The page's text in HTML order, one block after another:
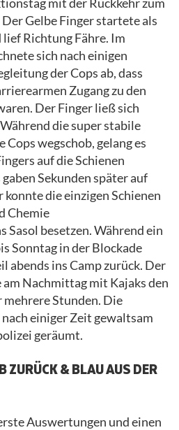
mit der Rückkehr zum
Gelbe Finger startete als
Richtung Fähre. Im
sich nach einigen
der Cops ab, dass
Zugang zu den
Der Finger ließ sich
die super stabile
Cops wegschob, gelang es
auf die Schienen
Sekunden später auf
konnte die einzigen Schienen
Chemie
besetzen. Während ein
Sonntag in der Blockade
abends ins Camp zurück. Der
Nachmittag mit Kajaks den
Stunden. Die
einiger Zeit gewaltsam
geräumt.
ZURÜCK & BLAU AUS DER
Auswertungen und einen